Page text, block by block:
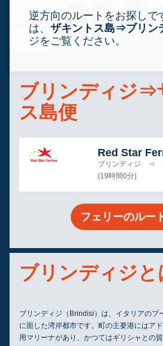
逆方向のルートをお探しで
は、 ザキントス島⇒ブリン
ジをご覧ください。
ブリンディジ⇒
ス島便
Red Star
ブリンディジ ⇒
(19時間0分)
フェリーのルー
ブリンディジと
ブリンディジ（Brindisi）は、イタリアのプ
に面した湾岸都市です。町の主要港にはア
用マリーナがあり、かつてはギリシャとの